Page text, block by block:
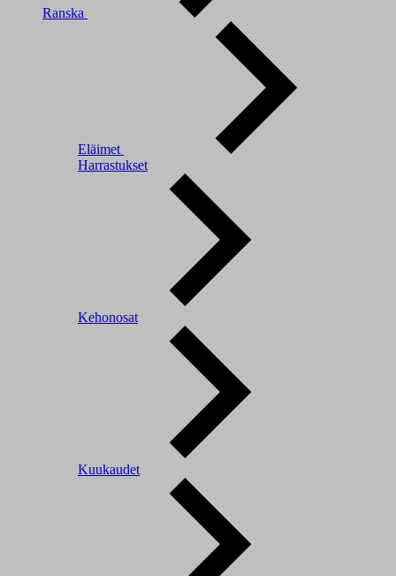
Ranska
Eläimet
Harrastukset
Kehonosat
Kuukaudet